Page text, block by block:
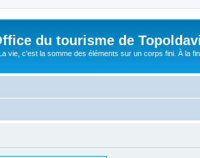
du tourisme de
vie, c'est la somme des éléments sur un corps fini. À la